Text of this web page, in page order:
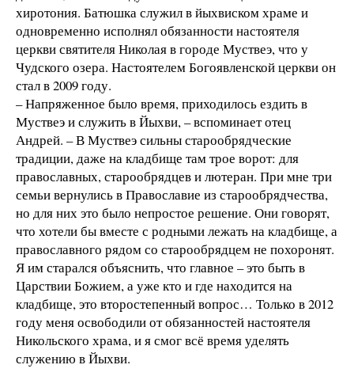
хиротония. Батюшка служил в йыхвиском храме и
одновременно исполнял обязанности настоятеля
церкви святителя Николая в городе Муствеэ, что у
Чудского озера. Настоятелем Богоявленской церкви он
стал в 2009 году.
– Напряженное было время, приходилось ездить в
Муствеэ и служить в Йыхви, – вспоминает отец
Андрей. – В Муствеэ сильны старообрядческие
традиции, даже на кладбище там трое ворот: для
православных, старообрядцев и лютеран. При мне три
семьи вернулись в Православие из старообрядчества,
но для них это было непростое решение. Они говорят,
что хотели бы вместе с родными лежать на кладбище, а
православного рядом со старообрядцем не похоронят.
Я им старался объяснить, что главное – это быть в
Царствии Божием, а уже кто и где находится на
кладбище, это второстепенный вопрос… Только в 2012
году меня освободили от обязанностей настоятеля
Никольского храма, и я смог всё время уделять
служению в Йыхви.